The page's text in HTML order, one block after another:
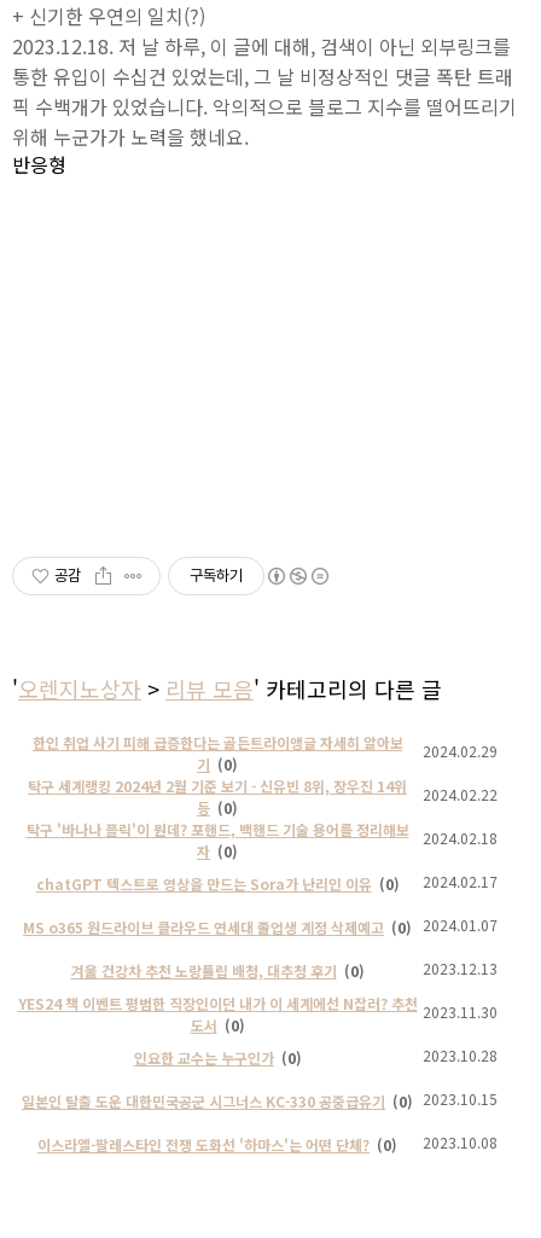
+ 신기한 우연의 일치(?)
2023.12.18. 저 날 하루, 이 글에 대해, 검색이 아닌 외부링크를
통한 유입이 수십건 있었는데, 그 날 비정상적인 댓글 폭탄 트래
픽 수백개가 있었습니다. 악의적으로 블로그 지수를 떨어뜨리기
위해 누군가가 노력을 했네요.
반응형
공감 구독하기
'오렌지노상자 > 리뷰 모음' 카테고리의 다른 글
한인 취업 사기 피해 급증한다는 골든트라이앵글 자세히 알아보
기 (0)
2024.02.29
탁구 세계랭킹 2024년 2월 기준 보기 - 신유빈 8위, 장우진 14위
등 (0)
2024.02.22
탁구 '바나나 플릭'이 뭔데? 포핸드, 백핸드 기술 용어를 정리해보
자 (0)
2024.02.18
chatGPT 텍스트로 영상을 만드는 Sora가 난리인 이유 (0) 2024.02.17
MS o365 원드라이브 클라우드 연세대 졸업생 계정 삭제예고 (0) 2024.01.07
겨울 건강차 추천 노랑튤립 배청, 대추청 후기 (0)
2023.12.13
YES24 책 이벤트 평범한 직장인이던 내가 이 세계에선 N잡러? 추천
도서 (0)
2023.11.30
인요한 교수는 누구인가 (0) 2023.10.28
일본인 탈출 도운 대한민국공군 시그너스 KC-330 공중급유기 (0) 2023.10.15
이스라엘-팔레스타인 전쟁 도화선 '하마스'는 어떤 단체? (0) 2023.10.08